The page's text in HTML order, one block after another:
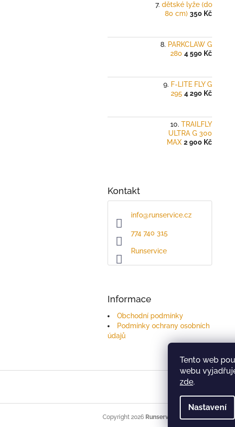
Tento web
webu
zde.
Nastavení
dětské lyže (do
80 cm) 350 Kč
PARKCLAW G
280 4 590 Kč
F-LITE FLY G
295 4 290 Kč
TRAILFLY
ULTRA G 300
MAX 2 900 Kč
Kontakt
info@runservice.cz
774 740 315
Runservice
Informace
Obchodní podmínky
Podmínky ochrany osobních
údajů
Copyright 2026 Runservice . Všechna práva